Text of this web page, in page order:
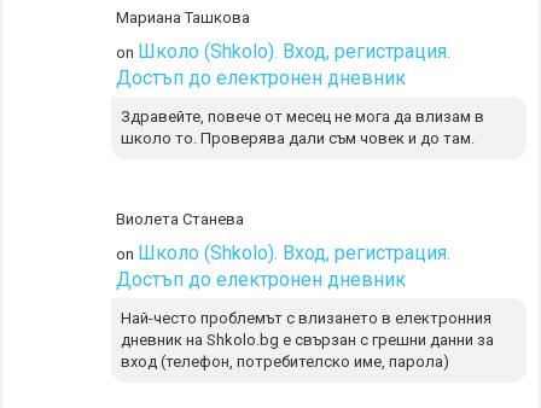
Мариана Ташкова
on Школо (Shkolo). Вход, регистрация.
Достъп до електронен дневник
Здравейте, повече от месец не мога да влизам в
школо то. Проверява дали съм човек и до там.
Виолета Станева
on Школо (Shkolo). Вход, регистрация.
Достъп до електронен дневник
Най-често проблемът с влизането в електронния
дневник на Shkolo.bg е свързан с грешни данни за
вход (телефон, потребителско име, парола)